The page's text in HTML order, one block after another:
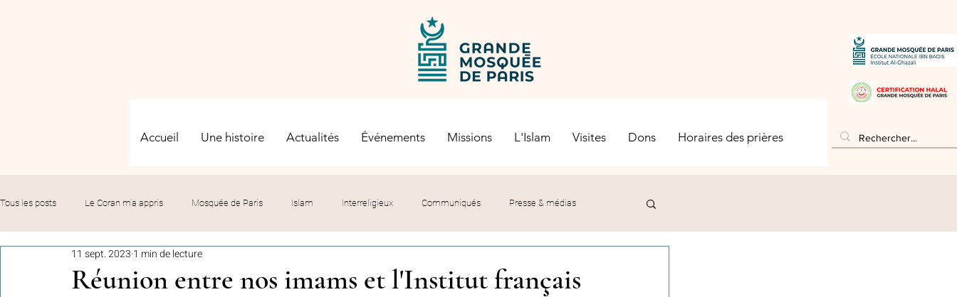
Accueil Une histoire Actualités Événements Missions L'Islam Visites Dons Horaires des prières
Tous les posts Le Coran m’a appris Mosquée de Paris Islam Interreligieux Communiqués Presse & médias
Evénements Solidarité Formation
Réunion entre nos imams et l'Institut français
11 sept. 2023 1 min de lecture